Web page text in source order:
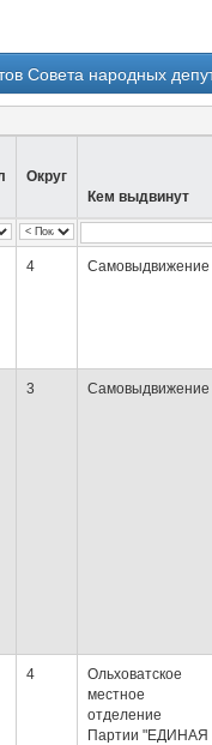
Совета народных
Округ
Кем выдвинут
4 Самовыдвижение
3 Самовыдвижение
4
Ольховатское
местное
отделение
Партии "ЕДИНАЯ